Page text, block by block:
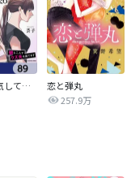
パパ、浮気してるよ？娘と二人でクズ夫を捨てます【分冊版】
恋と弾丸
257.9万